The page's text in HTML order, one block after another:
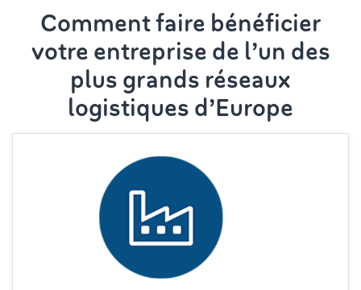
Comment faire bénéficier
votre entreprise de l’un des
plus grands réseaux
logistiques d’Europe